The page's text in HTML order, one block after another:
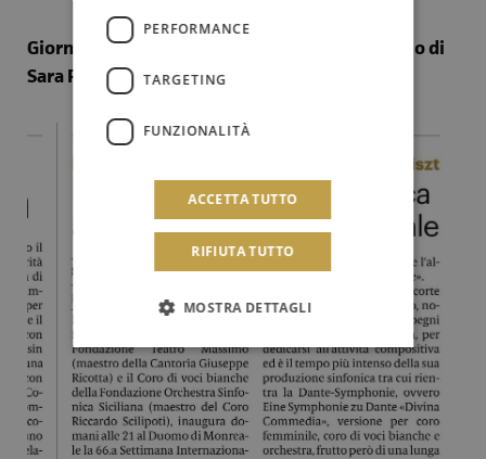
Giornale di Sicilia del 10 ottobre 2024 (articolo di
Sara Patera)
PERFORMANCE
TARGETING
FUNZIONALITÀ
ACCETTA TUTTO
RIFIUTA TUTTO
MOSTRA DETTAGLI